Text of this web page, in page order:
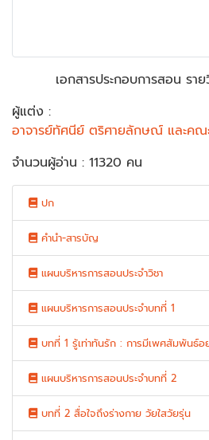
เอกสารประกอบการสอน รา
ผู้แต่ง :
อาจารย์ทัศนีย์ ตริศายลักษณ์ และคณ
จำนวนผู้อ่าน : 11320 คน
ปก
คำนำ-สารบัญ
แผนบริหารการสอนประจำวิชา
แผนบริหารการสอนประจำบทที่ 1
บทที่ 1 รู้เท่าทันรัก : การมีเพศสัมพันธ์
แผนบริหารการสอนประจำบทที่ 2
บทที่ 2 สื่อใจถึงร่างกาย วัยใสวัยรุ่น